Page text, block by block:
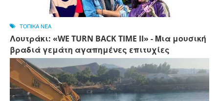
ΤΟΠΙΚΑ ΝΕΑ
Λουτράκι: «WE TURN BACK TIME II» - Μια μουσική
βραδιά γεμάτη αγαπημένες επιτυχίες